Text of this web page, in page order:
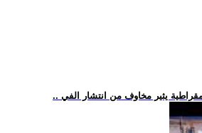
يثير مخاوف من انتشار الفي